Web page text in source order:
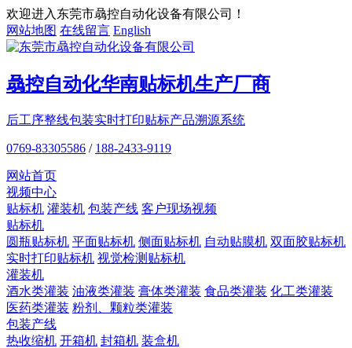
欢迎进入东莞市骉控自动化设备有限公司！
网站地图 在线留言 English
骉控自动化华南贴标机生产厂商
后工序整线包装实时打印贴标产品溯源系统
0769-83305586 / 188-2433-9119
网站首页
视频中心
贴标机 灌装机 包装产线 客户现场视频
贴标机
圆瓶贴标机 平面贴标机 侧面贴标机 自动贴膜机 双面胶贴标机
实时打印贴标机 视觉检测贴标机
灌装机
酒水类灌装 油液类灌装 膏体类灌装 食品类灌装 化工类灌装
医药类灌装 粉剂、颗粒类灌装
包装产线
热收缩机 开箱机 封箱机 装盒机